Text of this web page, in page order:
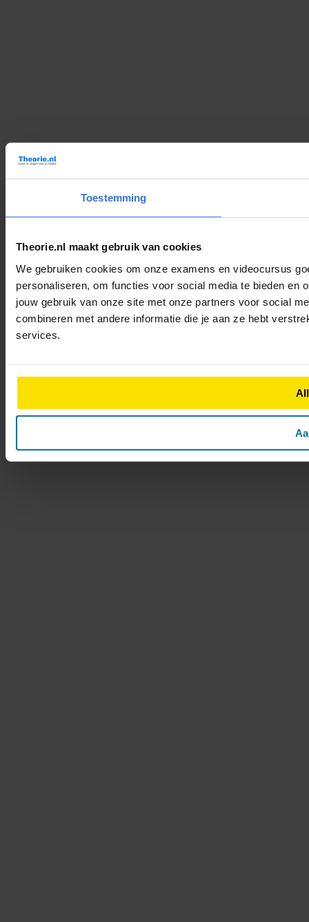
Toestemming
Theorie.nl maakt gebruik van cookies
We gebruiken cookies om onze examens en videocursus
personaliseren, om functies voor social media te bieden en
jouw gebruik van onze site met onze partners voor social
combineren met andere informatie die je aan ze hebt
services.